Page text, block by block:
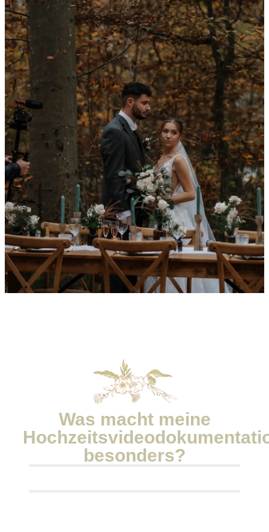
Was macht meine
besonders?